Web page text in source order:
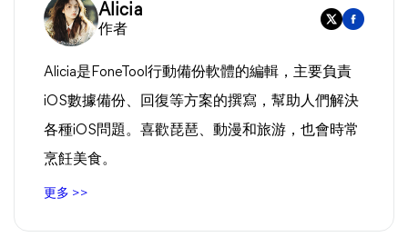
Alicia
作者
Alicia是FoneTool行動備份軟體的編輯，主要負責
iOS數據備份、回復等方案的撰寫，幫助人們解決
各種iOS問題。喜歡琵琶、動漫和旅游，也會時常
烹飪美食。
更多 >>